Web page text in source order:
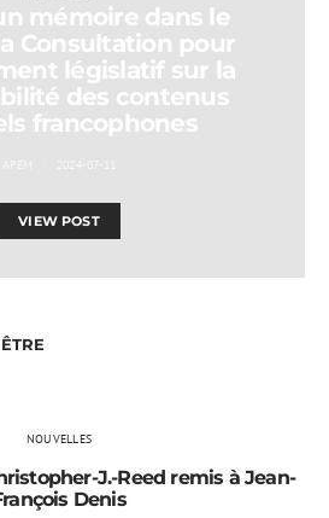
mémoire dans le
Consultation pour
législatif sur la
des contenus
francophones
VIEW POST
NOUVELLES
J.-Reed remis à Jean-
Denis